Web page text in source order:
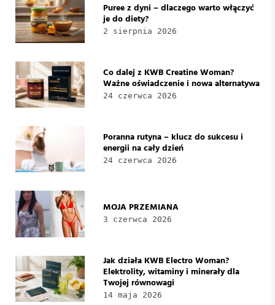
Puree z dyni – dlaczego warto włączyć
je do diety?
2 sierpnia 2026
Co dalej z KWB Creatine Woman?
Ważne oświadczenie i nowa alternatywa
24 czerwca 2026
Poranna rutyna – klucz do sukcesu i
energii na cały dzień
24 czerwca 2026
MOJA PRZEMIANA
3 czerwca 2026
Jak działa KWB Electro Woman?
Elektrolity, witaminy i minerały dla
Twojej równowagi
14 maja 2026